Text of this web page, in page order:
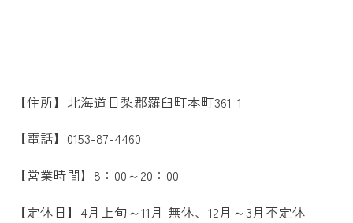
【住所】北海道目梨郡羅臼町本町361-1
【電話】0153-87-4460
【営業時間】8：00～20：00
【定休日】4月上旬～11月 無休、12月～3月不定休